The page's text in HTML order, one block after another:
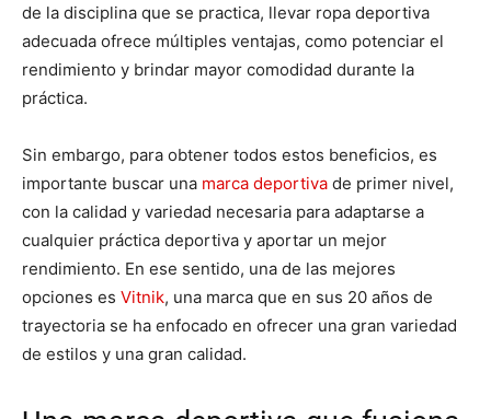
de la disciplina que se practica, llevar ropa deportiva
adecuada ofrece múltiples ventajas, como potenciar el
rendimiento y brindar mayor comodidad durante la
práctica.
Sin embargo, para obtener todos estos beneficios, es
importante buscar una marca deportiva de primer nivel,
con la calidad y variedad necesaria para adaptarse a
cualquier práctica deportiva y aportar un mejor
rendimiento. En ese sentido, una de las mejores
opciones es Vitnik, una marca que en sus 20 años de
trayectoria se ha enfocado en ofrecer una gran variedad
de estilos y una gran calidad.